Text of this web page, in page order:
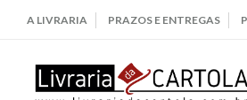
A LIVRARIA PRAZOS E ENTREGAS